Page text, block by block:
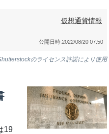
仮想通貨情報
公開日時:2022/08/20 07:50
のライセンス許諾により使用
19